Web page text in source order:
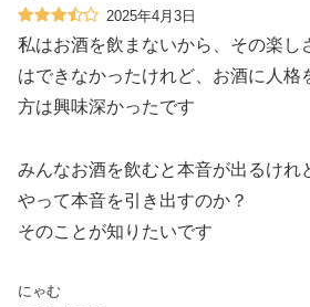
2025年4月3日
私はお酒を飲まないから、その楽し
はできなかったけれど、お酒に人格
方は興味深かったです
みんなお酒を飲むと本音が出るけれ
やって本音を引き出すのか？
そのことが知りたいです
にゃむ